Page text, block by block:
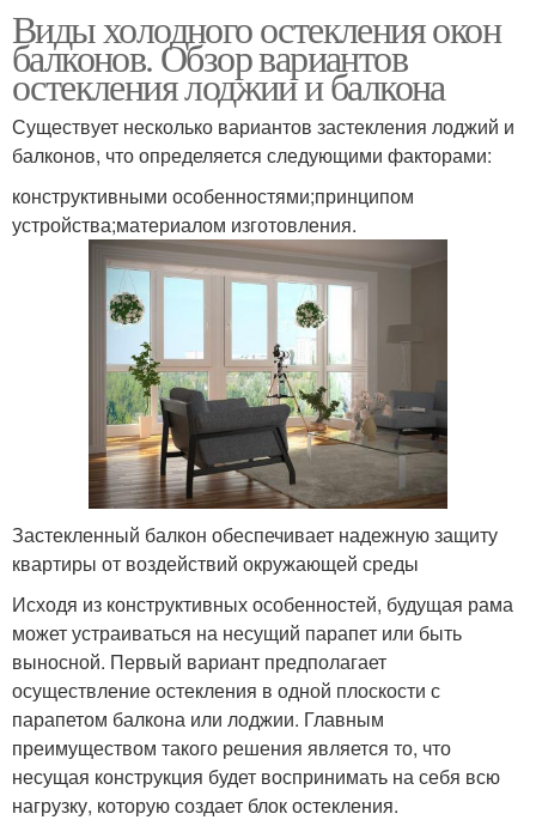
Виды холодного остекления окон
балконов. Обзор вариантов
остекления лоджии и балкона
Существует несколько вариантов застекления лоджий и
балконов, что определяется следующими факторами:
конструктивными особенностями;принципом
устройства;материалом изготовления.
Застекленный балкон обеспечивает надежную защиту
квартиры от воздействий окружающей среды
Исходя из конструктивных особенностей, будущая рама
может устраиваться на несущий парапет или быть
выносной. Первый вариант предполагает
осуществление остекления в одной плоскости с
парапетом балкона или лоджии. Главным
преимуществом такого решения является то, что
несущая конструкция будет воспринимать на себя всю
нагрузку, которую создает блок остекления.